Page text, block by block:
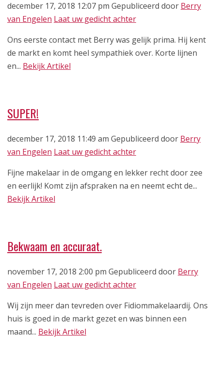
december 17, 2018 12:07 pm Gepubliceerd door Berry
van Engelen Laat uw gedicht achter
Ons eerste contact met Berry was gelijk prima. Hij kent
de markt en komt heel sympathiek over. Korte lijnen
en... Bekijk Artikel
SUPER!
december 17, 2018 11:49 am Gepubliceerd door Berry
van Engelen Laat uw gedicht achter
Fijne makelaar in de omgang en lekker recht door zee
en eerlijk! Komt zijn afspraken na en neemt echt de...
Bekijk Artikel
Bekwaam en accuraat.
november 17, 2018 2:00 pm Gepubliceerd door Berry
van Engelen Laat uw gedicht achter
Wij zijn meer dan tevreden over Fidiommakelaardij. Ons
huis is goed in de markt gezet en was binnen een
maand... Bekijk Artikel